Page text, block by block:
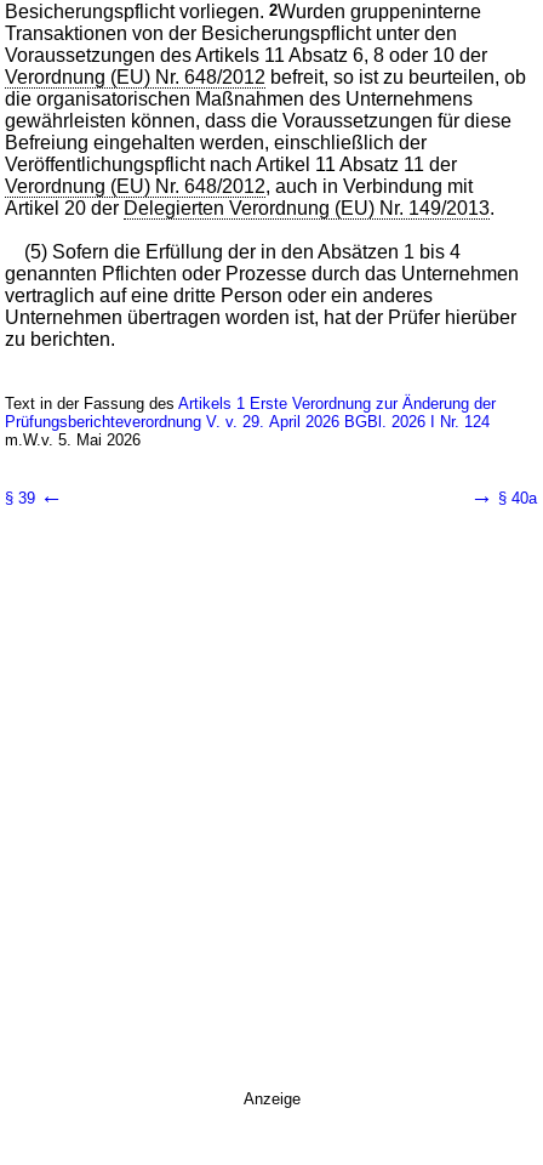
Besicherungspflicht vorliegen.2Wurden gruppeninterne
Transaktionen von der Besicherungspflicht unter den
Voraussetzungen des Artikels 11 Absatz 6, 8 oder 10 der
Verordnung (EU) Nr. 648/2012 befreit, so ist zu beurteilen, ob
die organisatorischen Maßnahmen des Unternehmens
gewährleisten können, dass die Voraussetzungen für diese
Befreiung eingehalten werden, einschließlich der
Veröffentlichungspflicht nach Artikel 11 Absatz 11 der
Verordnung (EU) Nr. 648/2012, auch in Verbindung mit
Artikel 20 der Delegierten Verordnung (EU) Nr. 149/2013.
(5) Sofern die Erfüllung der in den Absätzen 1 bis 4
genannten Pflichten oder Prozesse durch das Unternehmen
vertraglich auf eine dritte Person oder ein anderes
Unternehmen übertragen worden ist, hat der Prüfer hierüber
zu berichten.
Text in der Fassung desArtikels 1 Erste Verordnung zur Änderung der
Prüfungsberichteverordnung V. v. 29. April 2026 BGBl. 2026 I Nr. 124
m.W.v. 5. Mai 2026
§ 39 ← → § 40a
Anzeige